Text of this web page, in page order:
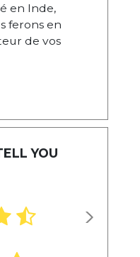
en Inde,
ferons en
de vos
YOU
1,234 ratings